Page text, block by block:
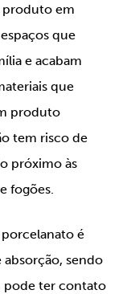
produto em
que
e acabam
que
produto
tem risco de
próximo às
e fogões.
é
absorção, sendo
pode ter contato